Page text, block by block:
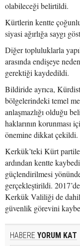
olabileceği belirtildi.
Kürtlerin kentte
siyasi ağırlığa saygı
Diğer topluluklarla
arasında endişeye
gerektiği kaydedildi.
Bildiride ayrıca,
bölgelerindeki temel
anlaşmazlığı olduğu
haklarının korunması
önemine dikkat çekildi.
Kerkük’teki Kürt
ardından kentte
güçlendirilmesi
gerçekleştirildi.
Kerkük Valiliği de
güvenlik görevini
HABERE YORUM KAT